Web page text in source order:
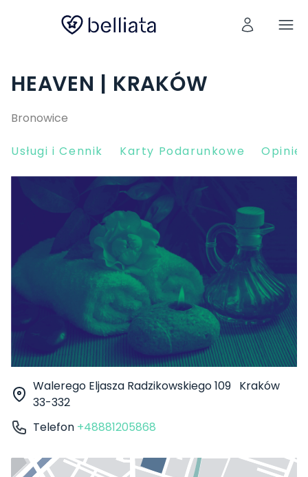
HEAVEN | KRAKÓW
Bronowice
Usługi i Cennik Karty Podarunkowe Opinie
Walerego Eljasza Radzikowskiego 109 Kraków
33-332
Telefon +48881205868